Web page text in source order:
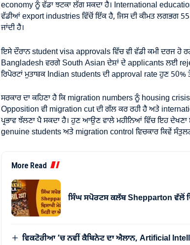
economy ਨੂੰ ਵੱਡਾ ਝਟਕਾ ਲੱਗ ਸਕਦਾ ਹੈ। International
ਵੱਡੀਆਂ export industries ਵਿੱਚੋਂ ਇੱਕ ਹੈ, ਜਿਸ ਦੀ ਕੀਮਤ ਲਗਭਗ
ਜਾਂਦੀ ਹੈ।
ਇਸੇ ਦੌਰਾਨ student visa approvals ਵਿੱਚ ਵੀ ਵੱਡੀ ਕਮੀ ਦਰਜ ਹੋ
Bangladesh ਵਰਗੇ South Asian ਦੇਸ਼ਾਂ ਦੇ applicants ਲਈ
ਰਿਪੋਰਟਾਂ ਮੁਤਾਬਕ Indian students ਦੀ approval rate ਹੁਣ
ਸਰਕਾਰ ਦਾ ਕਹਿਣਾ ਹੈ ਕਿ migration numbers ਨੂੰ housing
Opposition ਵੀ migration cut ਦੀ ਗੱਲ ਕਰ ਰਹੀ ਹੈ ਅਤੇ
ਪ੍ਰਭਾਵ ਝੱਲਣਾ ਪੈ ਸਕਦਾ ਹੈ। ਹੁਣ ਆਉਣ ਵਾਲੇ ਮਹੀਨਿਆਂ ਵਿੱਚ ਇਹ
genuine students ਅਤੇ migration control ਵਿਚਕਾਰ ਕਿਵੇਂ
More Read
ਸਿੰਘ ਸਪੋਰਟਸ ਕਲੱਬ Shepparton ਵੱਲੋਂ
ਵਿਕਟੋਰੀਆ ’ਚ ਨਵੀਂ ਕੈਬਿਨੇਟ ਦਾ ਐਲਾਨ, Artificial